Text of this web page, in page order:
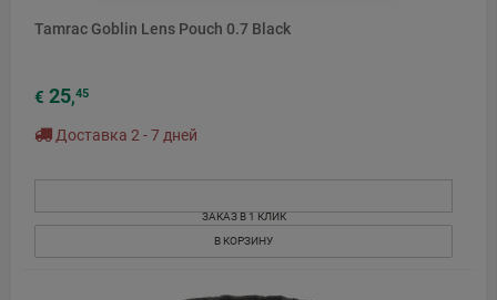
Tamrac Goblin Lens Pouch 0.7 Black
€ 25,45
Доставка 2 - 7 дней
ЗАКАЗ В 1 КЛИК
В КОРЗИНУ